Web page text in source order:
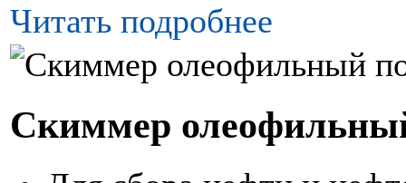
Читать подробнее
Скиммер